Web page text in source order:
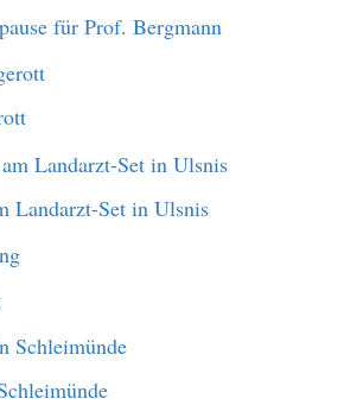
für Prof. Bergmann
Landarzt-Set in Ulsnis